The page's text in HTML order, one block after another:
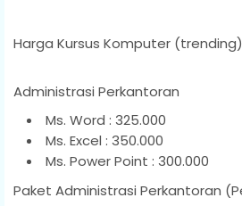
Harga Kursus Komputer (trending)
Administrasi Perkantoran
Ms. Word : 325.000
Ms. Excel : 350.000
Ms. Power Point : 300.000
Paket Administrasi Perkantoran